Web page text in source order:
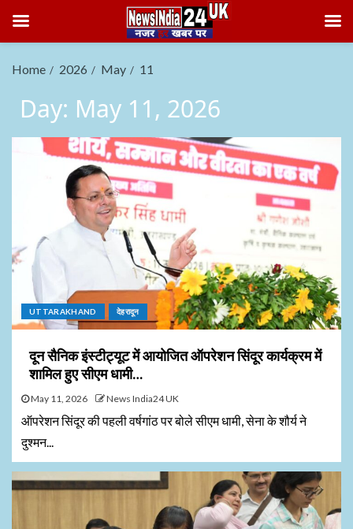
Home 2026 May 11
Day: May 11, 2026
UTTARAKHAND देहरादून
दून सैनिक इंस्टीट्यूट में आयोजित ऑपरेशन सिंदूर कार्यक्रम में
शामिल हुए सीएम धामी…
May 11, 2026 News India24 UK
ऑपरेशन सिंदूर की पहली वर्षगांठ पर बोले सीएम धामी, सेना के शौर्य ने
दुश्मन...